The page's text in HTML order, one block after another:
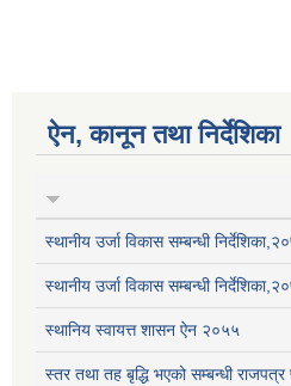
ऐन, कानून तथा निर्देशिका
स्थानीय उर्जा विकास सम्बन्धी
स्थानीय उर्जा विकास सम्बन्धी
स्थानिय स्वायत्त शासन ऐन २०५५
स्तर तथा तह बृद्धि भएको सम्बन्धी